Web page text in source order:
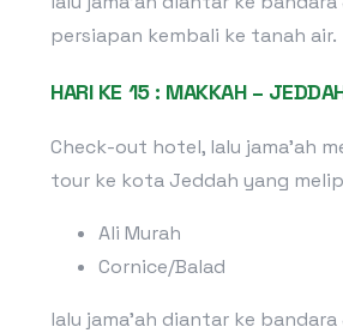
persiapan kembali ke tanah air.
HARI KE 15 : MAKKAH –
Check-out hotel, lalu jama’ah
tour ke kota Jeddah yang
Ali Murah
Cornice/Balad
lalu jama’ah diantar ke